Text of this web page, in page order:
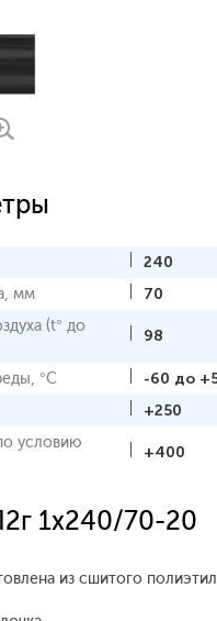
240
мм
70
(t° до
98
°С
-60 до
+250
условию
+400
1x240/70-20
из сшитого